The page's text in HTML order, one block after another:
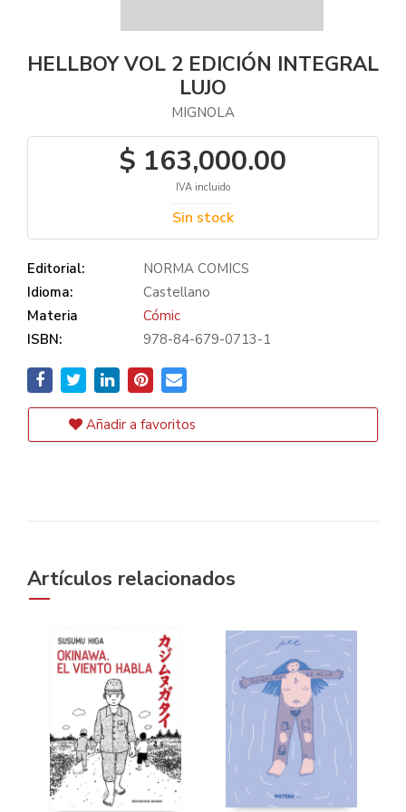
HELLBOY VOL 2 EDICIÓN INTEGRAL
LUJO
MIGNOLA
$ 163,000.00
IVA incluido
Sin stock
Editorial:
NORMA COMICS
Idioma:
Castellano
Materia
Cómic
ISBN:
978-84-679-0713-1
Añadir a favoritos
Artículos relacionados